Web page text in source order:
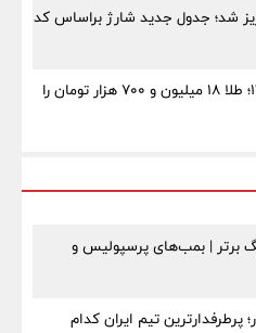
شد؛ جدول جدید شارژ براساس کد
قیمت طلا امروز ۱۵ مرداد ۱۴۰۵؛ طلا ۱۸ میلیون و ۷۰۰ هزار تومان را
برتر | بمب‌های پرسپولیس و
پرطرفدارترین تیم ایران کدام